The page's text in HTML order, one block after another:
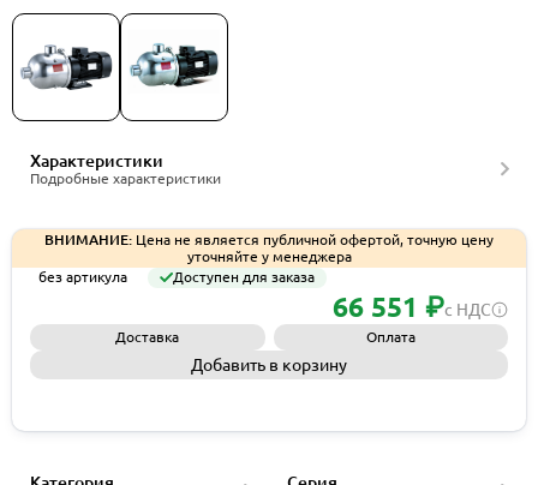
Характеристики
Подробные характеристики
ВНИМАНИЕ: Цена не является публичной офертой, точную цену
уточняйте у менеджера
без артикула
Доступен для заказа
66 551 ₽с НДС
Доставка Оплата
Добавить в корзину